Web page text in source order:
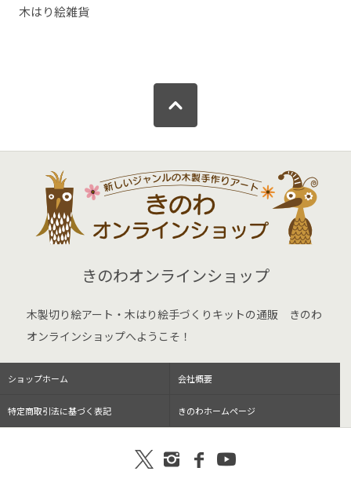
木はり絵雑貨
きのわオンラインショップ
木製切り絵アート・木はり絵手づくりキットの通販 きのわ
オンラインショップへようこそ！
ショップホーム 会社概要
特定商取引法に基づく表記 きのわホームページ